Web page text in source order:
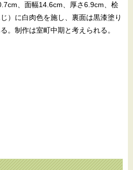
、面幅14.6cm、厚さ6.9cm、桧
）に白肉色を施し、裏面は黒漆塗り
。制作は室町中期と考えられる。